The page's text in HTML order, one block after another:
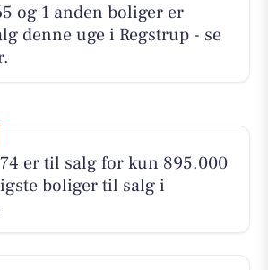
og 1 anden boliger er
denne uge i Regstrup - se
er til salg for kun 895.000
boliger til salg i